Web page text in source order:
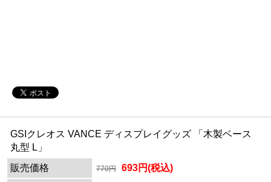
GSIクレオス VANCE ディスプレイグッズ 「木製ベース
丸型 L」
販売価格
770円 693円(税込)